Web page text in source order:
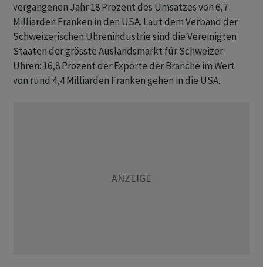
vergangenen Jahr 18 Prozent des Umsatzes von 6,7
Milliarden Franken in den USA. Laut dem Verband der
Schweizerischen Uhrenindustrie sind die Vereinigten
Staaten der grösste Auslandsmarkt für Schweizer
Uhren: 16,8 Prozent der Exporte der Branche im Wert
von rund 4,4 Milliarden Franken gehen in die USA.